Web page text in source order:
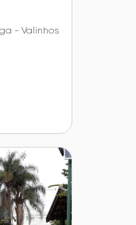
- Valinhos